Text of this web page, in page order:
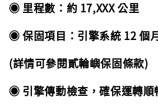
◉ 里程數：約 17,XXX 公里
◉ 保固項目：引擎系統 12 個
(詳情可參閱貳輪嶼保固條款)
◉ 引擎傳動檢查，確保運轉順